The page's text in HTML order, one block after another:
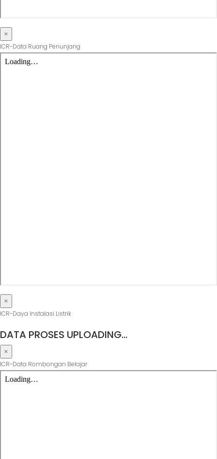
×
ICR-Data Ruang Penunjang
×
ICR-Daya Instalasi Listrik
DATA PROSES UPLOADING…
×
ICR-Data Rombongan Belajar